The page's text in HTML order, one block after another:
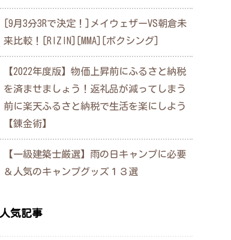
[9月3分3Rで決定！]メイウェザーVS朝倉未
来比較！[RIZIN][MMA][ボクシング]
【2022年度版】物価上昇前にふるさと納税
を済ませましょう！返礼品が減ってしまう
前に楽天ふるさと納税で生活を楽にしよう
【錬金術】
【一級建築士厳選】雨の日キャンプに必要
＆人気のキャンプグッズ１３選
人気記事